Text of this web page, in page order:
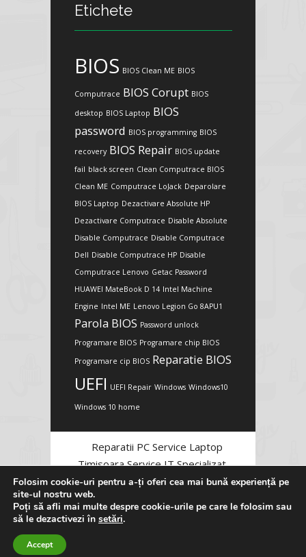
Etichete
BIOS BIOS Clean ME BIOS
Computrace BIOS Corupt BIOS
desktop BIOS Laptop BIOS
password BIOS programming BIOS
recovery BIOS Repair BIOS update
fail black screen Clean Computrace BIOS
Clean ME Computrace LoJack Deparolare
BIOS Laptop Dezactivare Absolute HP
Dezactivare Computrace Disable Absolute
Disable Computrace Disable Computrace
Dell Disable Computrace HP Disable
Computrace Lenovo Getac Password
HUAWEI MateBook D 14 Intel Machine
Engine Intel ME Lenovo Legion Go 8APU1
Parola BIOS Password unlock
Programare BIOS Programare chip BIOS
Programare cip BIOS Reparatie BIOS
UEFI UEFI Repair Windows Windows10
Windows 10 home
Reparatii PC Service Laptop
Timisoara Service IT Specializat
Folosim cookie-uri pentru a-ți oferi cea mai bună experiență pe
site-ul nostru web.
Poți să afli mai multe despre cookie-urile pe care le folosim sau
să le dezactivezi în setări.
Accept